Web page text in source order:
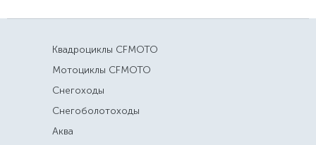
Квадроциклы CFMOTO
Мотоциклы CFMOTO
Снегоходы
Снегоболотоходы
Аква